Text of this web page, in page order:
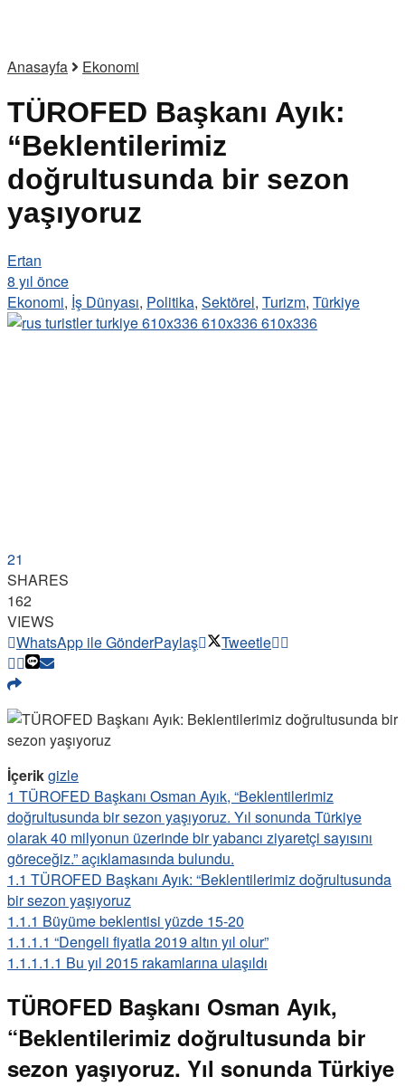
Anasayfa Ekonomi
TÜROFED Başkanı Ayık:
“Beklentilerimiz
doğrultusunda bir sezon
yaşıyoruz
Ertan
8 yıl önce
Ekonomi, İş Dünyası, Politika, Sektörel, Turizm, Türkiye
21
SHARES
162
VIEWS
WhatsApp ile GönderPaylaş Tweetle
İçerikgizle
1 TÜROFED Başkanı Osman Ayık, “Beklentilerimiz
doğrultusunda bir sezon yaşıyoruz. Yıl sonunda Türkiye
olarak 40 milyonun üzerinde bir yabancı ziyaretçi sayısını
göreceğiz.” açıklamasında bulundu.
1.1 TÜROFED Başkanı Ayık: “Beklentilerimiz doğrultusunda
bir sezon yaşıyoruz
1.1.1 Büyüme beklentisi yüzde 15-20
1.1.1.1 “Dengeli fiyatla 2019 altın yıl olur”
1.1.1.1.1 Bu yıl 2015 rakamlarına ulaşıldı
TÜROFED Başkanı Osman Ayık,
“Beklentilerimiz doğrultusunda bir
sezon yaşıyoruz. Yıl sonunda Türkiye